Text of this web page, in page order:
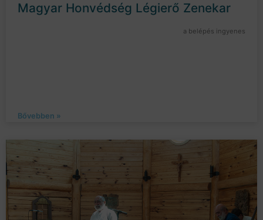
Magyar Honvédség Légierő Zenekar
a belépés ingyenes
Bővebben »